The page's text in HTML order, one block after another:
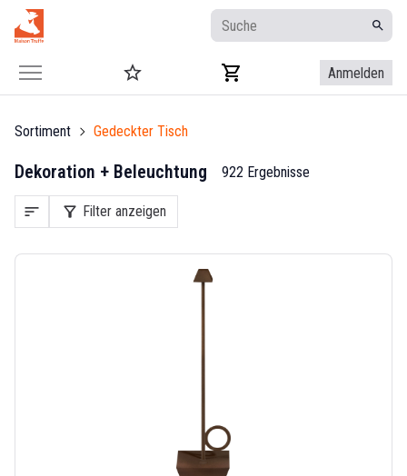
Anmelden
Sortiment Gedeckter Tisch
Dekoration + Beleuchtung 922 Ergebnisse
sort filter_alt Filter anzeigen